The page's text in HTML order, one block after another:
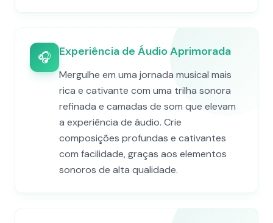
🎧 Experiência de Áudio Aprimorada
Mergulhe em uma jornada musical mais
rica e cativante com uma trilha sonora
refinada e camadas de som que elevam
a experiência de áudio. Crie
composições profundas e cativantes
com facilidade, graças aos elementos
sonoros de alta qualidade.